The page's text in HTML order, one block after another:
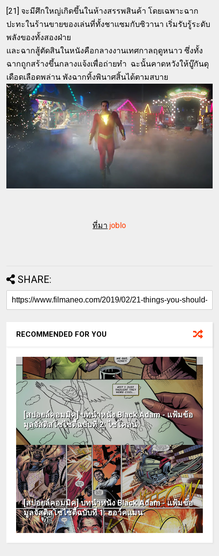
[21] จะมีศึกใหญ่เกิดขึ้นในห้างสรรพสินค้า โดยเฉพาะฉาก
ปะทะในร้านขายของเล่นที่ทั้งชาแซมกับซิวานา เริ่มรับรู้ระดับ
พลังของทั้งสองฝ่าย
และฉากสู้ตัดสินในหนังคือกลางงานเทศกาลฤดูหนาว ซึ่งทั้ง
ฉากถูกสร้างขึ้นกลางแจ้งเพื่อถ่ายทำ ฉะนั้นคาดหวังให้บู๊กันดุ
เดือดเลือดพล่าน พังฉากทิ้งพินาศสิ้นได้ตามสบาย
ที่มา joblo
SHARE:
RECOMMENDED FOR YOU
[สปอยล์คอมมิค] บทนำหนัง Black Adam - แฟ้มข้อ
มูลจัสติสโซไซตี้ฉบับที่ 2: ไซโคลน
[สปอยล์คอมมิค] บทนำหนัง Black Adam - แฟ้มข้อ
มูลจัสติสโซไซตี้ฉบับที่ 1: ฮอว์คแมน